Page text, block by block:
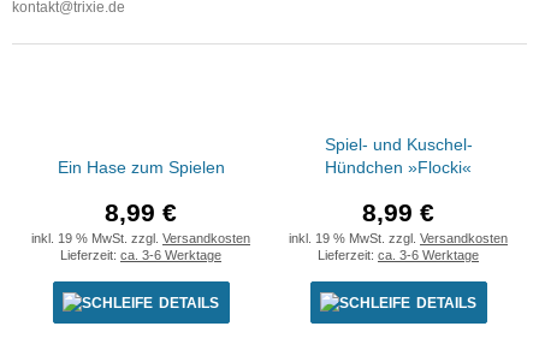
kontakt@trixie.de
Ein Hase zum Spielen
8,99 €
inkl. 19 % MwSt. zzgl. Versandkosten
Lieferzeit: ca. 3-6 Werktage
DETAILS
Spiel- und Kuschel-
Hündchen »Flocki«
8,99 €
inkl. 19 % MwSt. zzgl. Versandkosten
Lieferzeit: ca. 3-6 Werktage
DETAILS